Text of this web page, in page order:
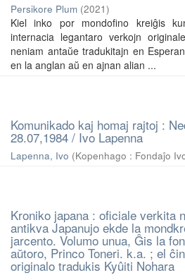
Persikore Plum (2021)
Kiel inko por mondofino kreiĝis
internacia legantaro verkojn
neniam antaŭe tradukitajn en
en la anglan aŭ en ajnan alian ...
Komunikado kaj homaj rajtoj :
28.07,1984 / Ivo Lapenna
Lapenna, Ivo (Kopenhago : Fondaĵo
Kroniko japana : oficiale verkita
antikva Japanujo ekde la
jarcento. Volumo unua, Ĝis la
aŭtoro, Princo Toneri. k.a. ; el
originalo tradukis Kyûiti Nohara